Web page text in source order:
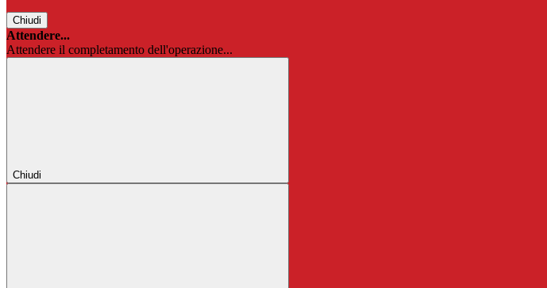
Chiudi
Attendere...
Attendere il completamento dell'operazione...
Chiudi